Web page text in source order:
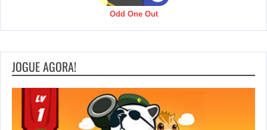
Odd One Out
JOGUE AGORA!